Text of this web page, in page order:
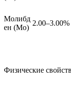
Молибд
ен (Mo)
2.00–3.00%
Физические